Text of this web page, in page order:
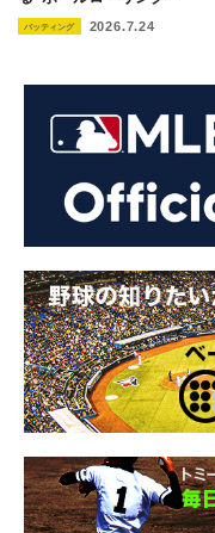
バッティング 2026.7.24